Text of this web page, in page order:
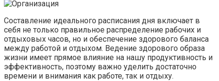
Составление идеального расписания дня включает в
себя не только правильное распределение рабочих и
отдыховых часов, но и обеспечение здорового баланса
между работой и отдыхом. Ведение здорового образа
жизни имеет прямое влияние на нашу продуктивность и
эффективность, поэтому важно уделить достаточно
времени и внимания как работе, так и отдыху.